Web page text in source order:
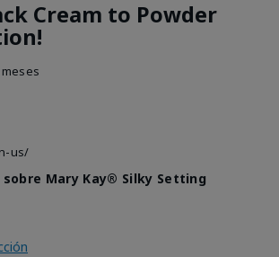
Cream to Powder
meses
us/
Mary Kay® Silky Setting